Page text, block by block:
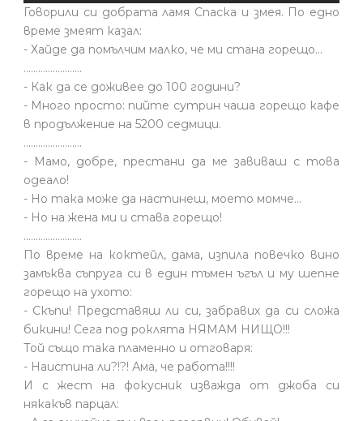
Говорили си добрата ламя Спаска и змея. По едно
време змеят казал:
- Хайде да помълчим малко, че ми стана горещо...
........................
- Как да се доживее до 100 години?
- Много просто: пийте сутрин чаша горещо кафе
в продължение на 5200 седмици.
........................
- Мамо, добре, престани да ме завиваш с това
одеало!
- Но така може да настинеш, моето момче…
- Но на жена ми и става горещо!
........................
По време на коктейл, дама, изпила повечко вино
замъква съпруга си в един тъмен ъгъл и му шепне
горещо на ухото:
- Скъпи! Представяш ли си, забравих да си сложа
бикини! Сега под роклята НЯМАМ НИЩО!!!
Той също така пламенно и отговаря:
- Наистина ли?!?! Ама, че работа!!!!
И с жест на фокусник изважда от джоба си
някакъв парцал: